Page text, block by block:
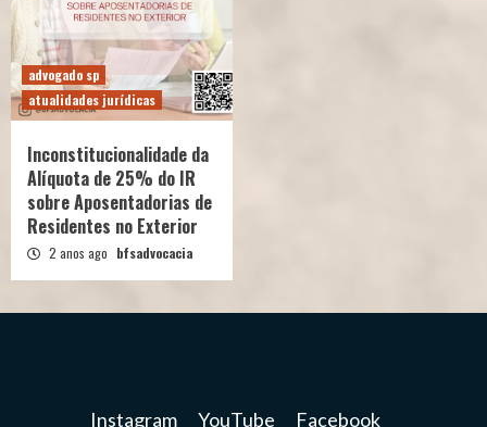
advogado sp
atualidades jurídicas
Inconstitucionalidade da
Alíquota de 25% do IR
sobre Aposentadorias de
Residentes no Exterior
2 anos ago bfsadvocacia
Instagram YouTube Facebook